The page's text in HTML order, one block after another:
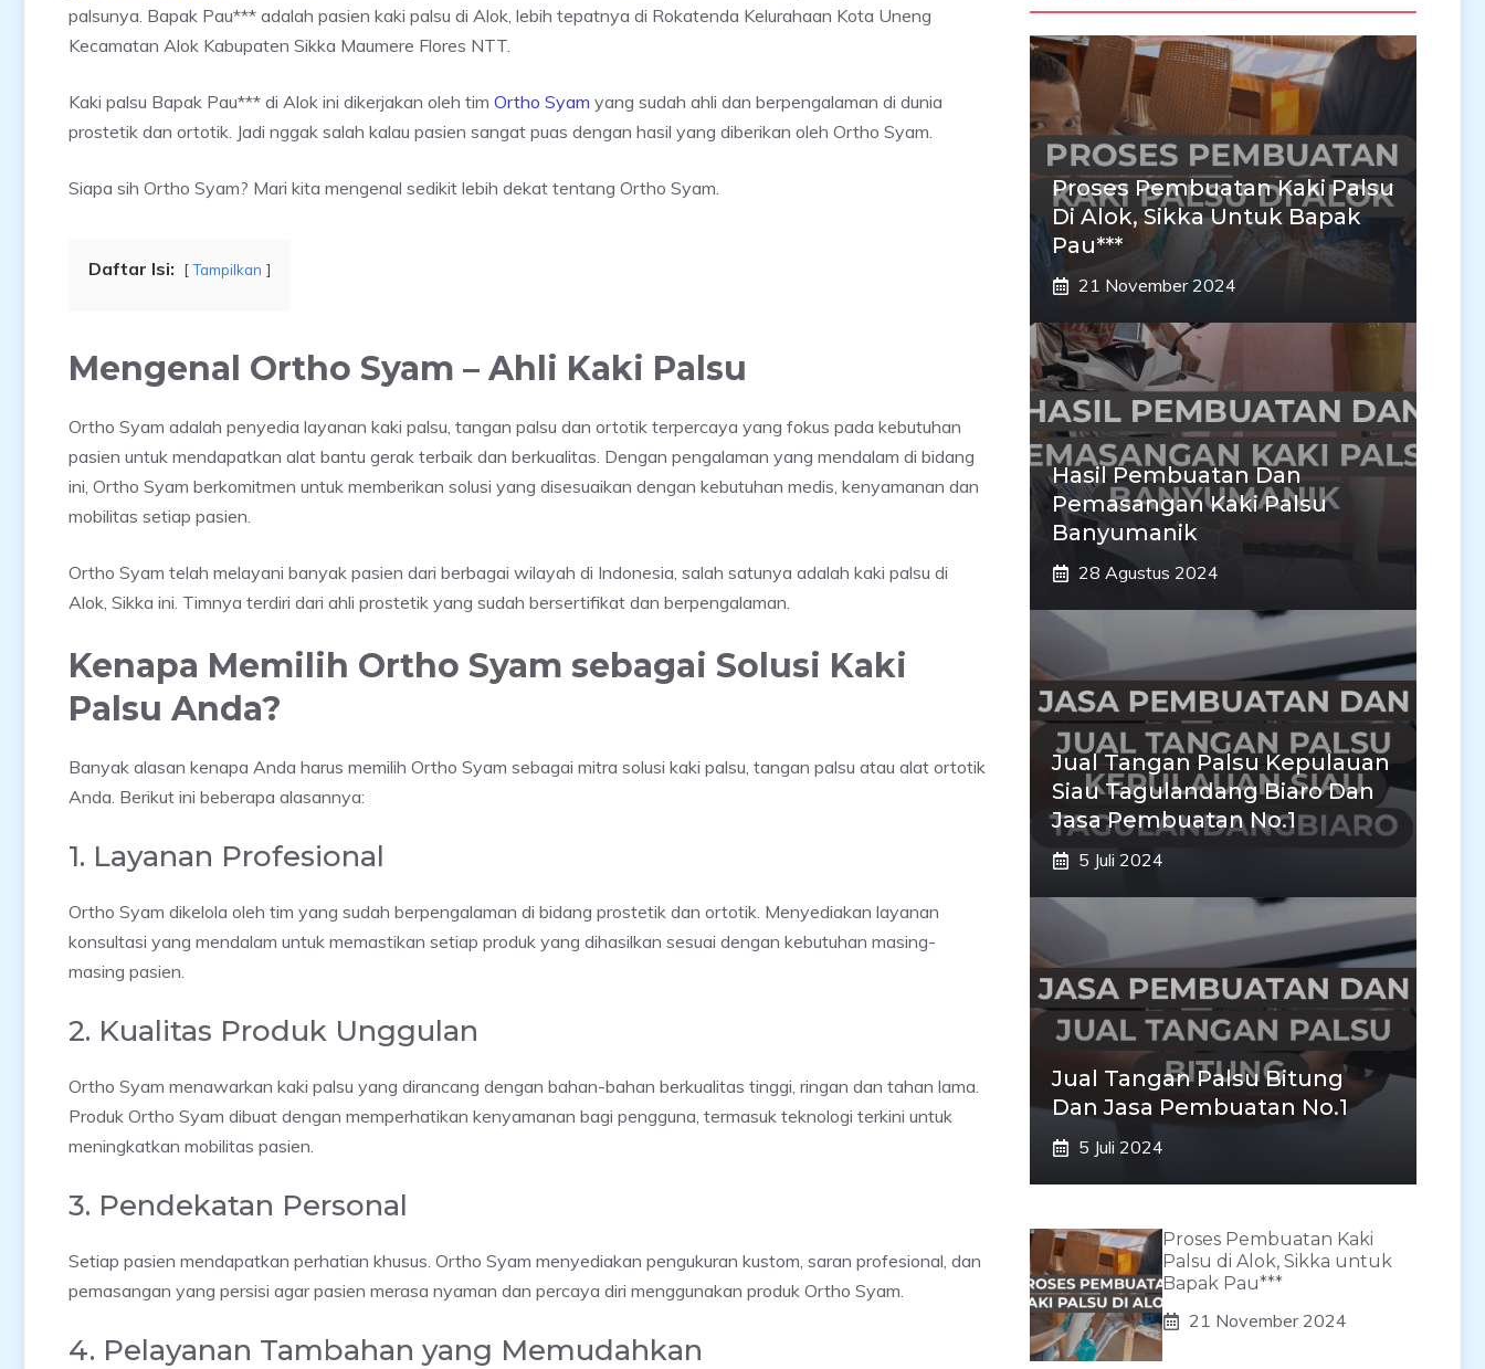
palsunya. Bapak Pau*** adalah pasien kaki palsu di Alok, lebih tepatnya di Rokatenda Kelurahaan Kota Uneng
Kecamatan Alok Kabupaten Sikka Maumere Flores NTT.
Kaki palsu Bapak Pau*** di Alok ini dikerjakan oleh tim Ortho Syam yang sudah ahli dan berpengalaman di dunia
prostetik dan ortotik. Jadi nggak salah kalau pasien sangat puas dengan hasil yang diberikan oleh Ortho Syam.
Siapa sih Ortho Syam? Mari kita mengenal sedikit lebih dekat tentang Ortho Syam.
Daftar Isi: Tampilkan
Mengenal Ortho Syam – Ahli Kaki Palsu
Ortho Syam adalah penyedia layanan kaki palsu, tangan palsu dan ortotik terpercaya yang fokus pada kebutuhan
pasien untuk mendapatkan alat bantu gerak terbaik dan berkualitas. Dengan pengalaman yang mendalam di bidang
ini, Ortho Syam berkomitmen untuk memberikan solusi yang disesuaikan dengan kebutuhan medis, kenyamanan dan
mobilitas setiap pasien.
Ortho Syam telah melayani banyak pasien dari berbagai wilayah di Indonesia, salah satunya adalah kaki palsu di
Alok, Sikka ini. Timnya terdiri dari ahli prostetik yang sudah bersertifikat dan berpengalaman.
Kenapa Memilih Ortho Syam sebagai Solusi Kaki
Palsu Anda?
Banyak alasan kenapa Anda harus memilih Ortho Syam sebagai mitra solusi kaki palsu, tangan palsu atau alat ortotik
Anda. Berikut ini beberapa alasannya:
1. Layanan Profesional
Ortho Syam dikelola oleh tim yang sudah berpengalaman di bidang prostetik dan ortotik. Menyediakan layanan
konsultasi yang mendalam untuk memastikan setiap produk yang dihasilkan sesuai dengan kebutuhan masing-
masing pasien.
2. Kualitas Produk Unggulan
Ortho Syam menawarkan kaki palsu yang dirancang dengan bahan-bahan berkualitas tinggi, ringan dan tahan lama.
Produk Ortho Syam dibuat dengan memperhatikan kenyamanan bagi pengguna, termasuk teknologi terkini untuk
meningkatkan mobilitas pasien.
3. Pendekatan Personal
Setiap pasien mendapatkan perhatian khusus. Ortho Syam menyediakan pengukuran kustom, saran profesional, dan
pemasangan yang persisi agar pasien merasa nyaman dan percaya diri menggunakan produk Ortho Syam.
4. Pelayanan Tambahan yang Memudahkan
Proses Pembuatan Kaki Palsu
Di Alok, Sikka Untuk Bapak
Pau***
21 November 2024
Hasil Pembuatan Dan
Pemasangan Kaki Palsu
Banyumanik
28 Agustus 2024
Jual Tangan Palsu Kepulauan
Siau Tagulandang Biaro Dan
Jasa Pembuatan No.1
5 Juli 2024
Jual Tangan Palsu Bitung
Dan Jasa Pembuatan No.1
5 Juli 2024
Proses Pembuatan Kaki
Palsu di Alok, Sikka untuk
Bapak Pau***
21 November 2024